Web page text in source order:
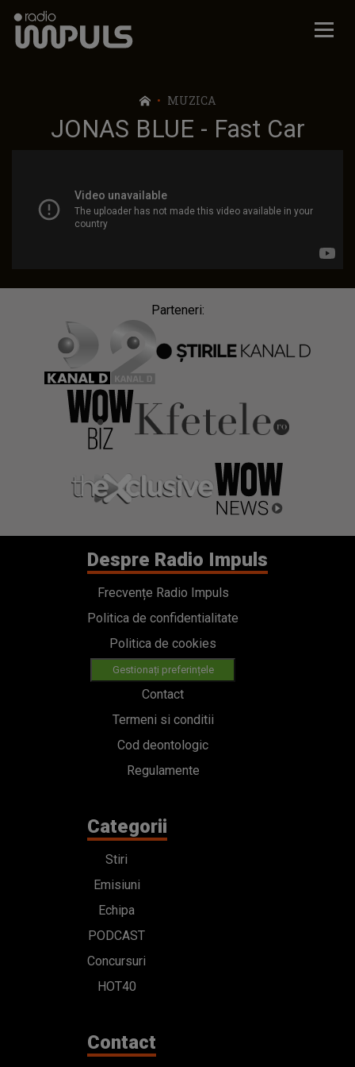
Radio Impuls
MUZICA
JONAS BLUE - Fast Car
Parteneri:
Despre Radio Impuls
Frecvențe Radio Impuls
Politica de confidentialitate
Politica de cookies
Gestionați preferințele
Contact
Termeni si conditii
Cod deontologic
Regulamente
Categorii
Stiri
Emisiuni
Echipa
PODCAST
Concursuri
HOT40
Contact